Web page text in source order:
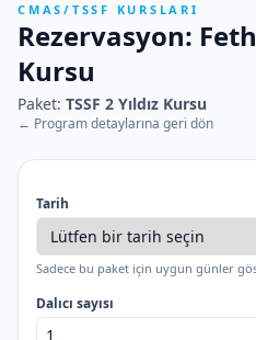
CMAS/TSSF KURSLARI
Rezervasyon:
Kursu
Paket: TSSF 2 Yıldız Kursu
← Program detaylarına geri dön
Tarih
Sadece bu paket için uygun günler
Dalıcı sayısı